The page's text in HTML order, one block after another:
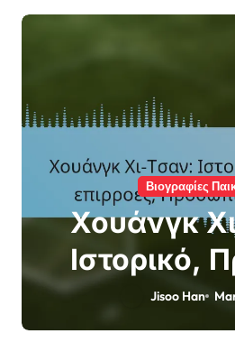
Βιογραφίες
Χουάνγκ
Ιστορικό,
επιρροές,
Jisoo Han